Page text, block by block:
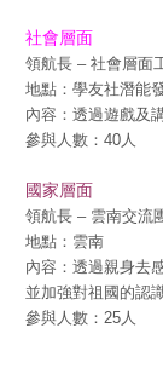
社會層面
領航長 – 社會層面
地點：學友社潛能
內容：透過遊戲及
參與人數：40人
國家層面
領航長 – 雲南交流
地點：雲南
內容：透過親身去
並加強對祖國的認
參與人數：25人